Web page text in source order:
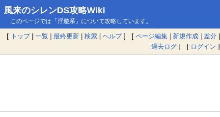
風来のシレンDS攻略Wiki
このページでは「浮遊系」について攻略しています。
[ トップ| 一覧 | 最終更新 | 検索 | ヘルプ] [ ページ編集 | 新規作成 | 差分 |
過去ログ ] [ ログイン ]